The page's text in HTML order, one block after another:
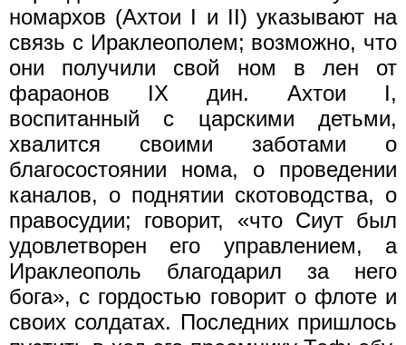
номархов (Ахтои I и II) указывают на
связь с Ираклеополем; возможно, что
они получили свой ном в лен от
фараонов IX дин. Ахтои I,
воспитанный с царскими детьми,
хвалится своими заботами о
благосостоянии нома, о проведении
каналов, о поднятии скотоводства, о
правосудии; говорит, «что Сиут был
удовлетворен его управлением, а
Ираклеополь благодарил за него
бога», с гордостью говорит о флоте и
своих солдатах. Последних пришлось